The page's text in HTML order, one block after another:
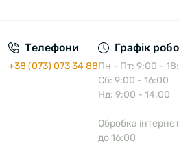
Телефони
+38 (073) 073 34 88
Графік
Пн - Пт: 9:00 -
Сб: 9:00 - 16:00
Нд: 9:00 - 14:00
Обробка
до 16:00